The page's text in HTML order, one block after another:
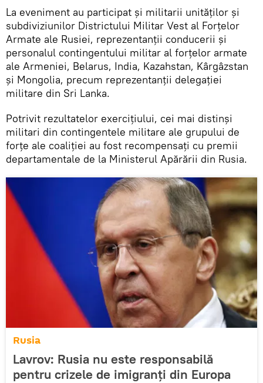
La eveniment au participat și militarii unităților și
subdiviziunilor Districtului Militar Vest al Forțelor
Armate ale Rusiei, reprezentanții conducerii și
personalul contingentului militar al forțelor armate
ale Armeniei, Belarus, India, Kazahstan, Kârgâzstan
și Mongolia, precum reprezentanții delegației
militare din Sri Lanka.
Potrivit rezultatelor exercițiului, cei mai distinși
militari din contingentele militare ale grupului de
forțe ale coaliției au fost recompensați cu premii
departamentale de la Ministerul Apărării din Rusia.
Rusia
Lavrov: Rusia nu este responsabilă
pentru crizele de imigranți din Europa